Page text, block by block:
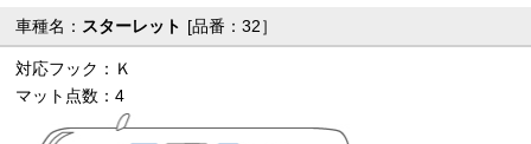
車種名： スターレット [品番：32］
対応フック：Ｋ
マット点数：4